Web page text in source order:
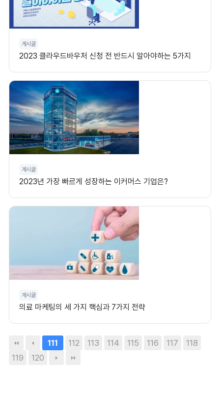
게시글
2023 클라우드바우처 신청 전 반드시 알아야하는 5가지
게시글
2023년 가장 빠르게 성장하는 이커머스 기업은?
게시글
의료 마케팅의 세 가지 핵심과 7가지 전략
111 112 113 114 115 116 117
118
119
120